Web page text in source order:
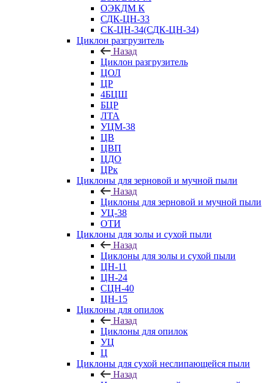
ОЭКДМ К
СДК-ЦН-33
СК-ЦН-34(СДК-ЦН-34)
Циклон разгрузитель
Назад
Циклон разгрузитель
ЦОЛ
ЦР
4БЦШ
БЦР
ЛТА
УЦМ-38
ЦВ
ЦВП
ЦДО
ЦРк
Циклоны для зерновой и мучной пыли
Назад
Циклоны для зерновой и мучной пыли
УЦ-38
ОТИ
Циклоны для золы и сухой пыли
Назад
Циклоны для золы и сухой пыли
ЦН-11
ЦН-24
СЦН-40
ЦН-15
Циклоны для опилок
Назад
Циклоны для опилок
УЦ
Ц
Циклоны для сухой неслипающейся пыли
Назад